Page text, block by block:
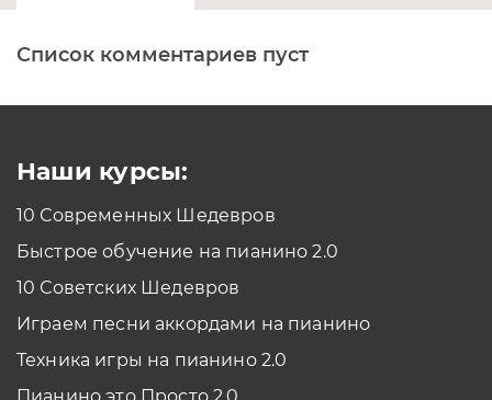
Печатная клавиатура
Как проходить задания в тренажерах с
помощью Планшета/телефона?
Список комментариев пуст
Наши курсы:
10 Современных Шедевров
Быстрое обучение на пианино 2.0
10 Советских Шедевров
Играем песни аккордами на пианино
Техника игры на пианино 2.0